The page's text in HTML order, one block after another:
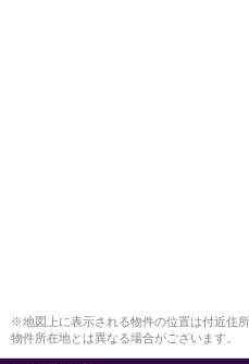
※地図上に表示される物件の位置は付近住
物件所在地とは異なる場合がございます。